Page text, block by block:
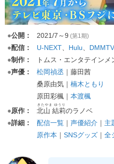
●公開： 2021/7～9 (第1期)
●配信： U-NEXT Hulu DMMTV
●制作：
トムス・エンタテインメ
●声優： 松岡禎丞 ｜藤田茜
桑原由気｜ 楠木ともり
原田彩楓｜ 本渡楓
●原作： 北山 結莉
きたやま ゆうり
のラノベ
●詳細： 配信一覧 ｜ 声優紹介 ｜ 主
原作本 ｜ SNSグッズ ｜ 全